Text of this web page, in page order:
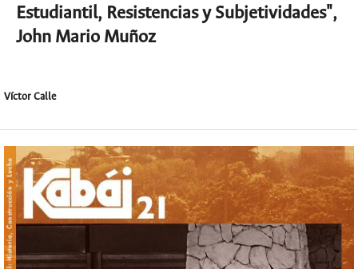
Estudiantil, Resistencias y Subjetividades",
John Mario Muñoz
Víctor Calle